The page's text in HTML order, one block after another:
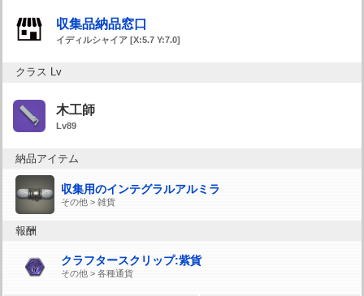
収集品納品窓口
イディルシャイア [X:5.7 Y:7.0]
クラス Lv
木工師
Lv89
納品アイテム
収集用のインテグラルアルミラ
その他 > 雑貨
報酬
クラフタースクリップ:紫貨
その他 > 各種通貨